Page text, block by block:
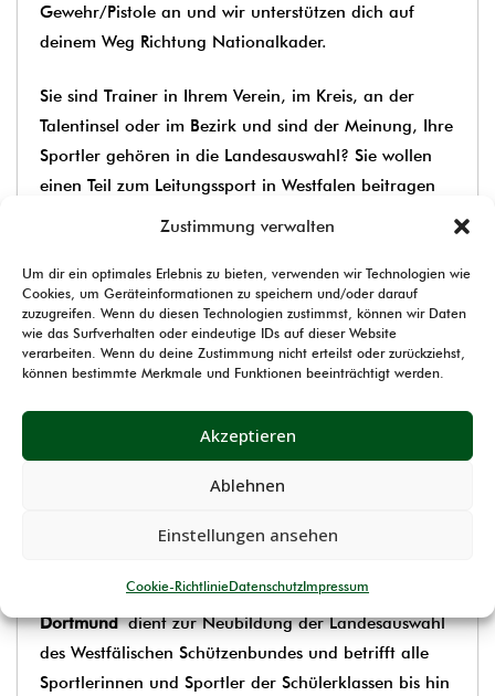
Zustimmung verwalten
Um dir ein optimales Erlebnis zu bieten, verwenden wir Technologien wie
Cookies, um Geräteinformationen zu speichern und/oder darauf
zuzugreifen. Wenn du diesen Technologien zustimmst, können wir Daten
wie das Surfverhalten oder eindeutige IDs auf dieser Website
verarbeiten. Wenn du deine Zustimmung nicht erteilst oder zurückziehst,
können bestimmte Merkmale und Funktionen beeinträchtigt werden.
Akzeptieren
Ablehnen
Einstellungen ansehen
Cookie-RichtlinieDatenschutzImpressum
Gewehr/Pistole an und wir unterstützen dich auf
deinem Weg Richtung Nationalkader.
Sie sind Trainer in Ihrem Verein, im Kreis, an der
Talentinsel oder im Bezirk und sind der Meinung, Ihre
Sportler gehören in die Landesauswahl? Sie wollen
einen Teil zum Leitungssport in Westfalen beitragen
und zeigen, dass gerade Ihre Jugendlichen an
Wettbewerben, Einzel- und Gruppengesprächen,
Analysen und Planungen werden die Landestrainer
Sie an den Terminen begleiten, um am Ende die
bestmögliche Besetzung für den Landeskader 2018
Die Landestrainerin Dunja Eickelmann (Gewehr) und
der Landestrainer Hans Bohne (Pistole) haben den
Saison 2018 ausgeschrieben.
Die Sichtung am16. September im LLZ
Dortmunddient zur Neubildung der Landesauswahl
des Westfälischen Schützenbundes und betrifft alle
Sportlerinnen und Sportler der Schülerklassen bis hin